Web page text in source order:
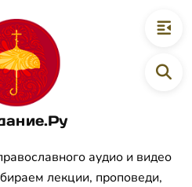
аудио и видео
лекции, проповеди,